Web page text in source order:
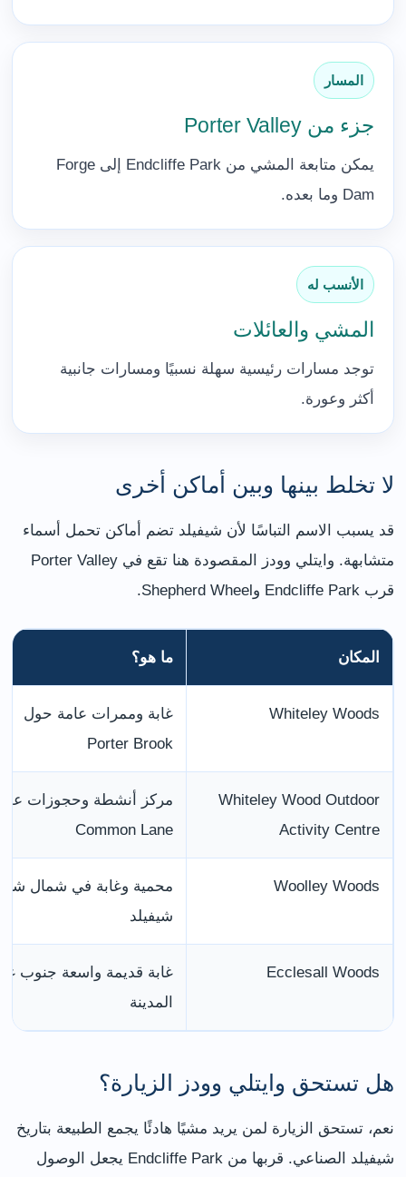
المسار
جزء من Porter Valley
يمكن متابعة المشي من Endcliffe Park إلى Forge
Dam وما بعده.
الأنسب له
المشي والعائلات
توجد مسارات رئيسية سهلة نسبيًا ومسارات جانبية
أكثر وعورة.
لا تخلط بينها وبين أماكن أخرى
قد يسبب الاسم التباسًا لأن شيفيلد تضم أماكن تحمل أسماء
متشابهة. وايتلي وودز المقصودة هنا تقع في Porter Valley
قرب Endcliffe Park وShepherd Wheel.
المكان ما هو؟
Whiteley Woods
غابة وممرات عامة حول
Porter Brook
Whiteley Wood Outdoor
Activity Centre
مركز أنشطة وحجوزات
Common Lane
Woolley Woods
محمية وغابة في شمال
شيفيلد
Ecclesall Woods
غابة قديمة واسعة جنوب
المدينة
هل تستحق وايتلي وودز الزيارة؟
نعم، تستحق الزيارة لمن يريد مشيًا هادئًا يجمع الطبيعة بتاريخ
شيفيلد الصناعي. قربها من Endcliffe Park يجعل الوصول